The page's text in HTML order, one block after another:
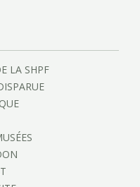
LA SHPF